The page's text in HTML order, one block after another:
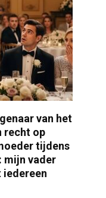
van het
recht op
tijdens
mijn vader
iedereen